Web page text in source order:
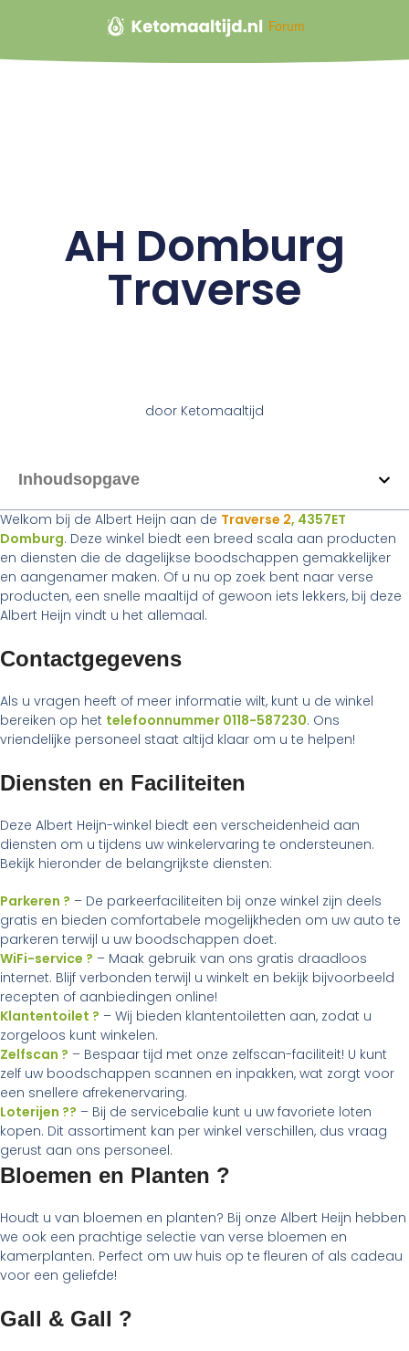
Forum
AH Domburg
Traverse
doorKetomaaltijd
Inhoudsopgave
Welkom bij de Albert Heijn aan de Traverse 2, 4357ET
Domburg. Deze winkel biedt een breed scala aan producten
en diensten die de dagelijkse boodschappen gemakkelijker
en aangenamer maken. Of u nu op zoek bent naar verse
producten, een snelle maaltijd of gewoon iets lekkers, bij deze
Albert Heijn vindt u het allemaal.
Contactgegevens
Als u vragen heeft of meer informatie wilt, kunt u de winkel
bereiken op het telefoonnummer 0118-587230. Ons
vriendelijke personeel staat altijd klaar om u te helpen!
Diensten en Faciliteiten
Deze Albert Heijn-winkel biedt een verscheidenheid aan
diensten om u tijdens uw winkelervaring te ondersteunen.
Bekijk hieronder de belangrijkste diensten:
Parkeren ? – De parkeerfaciliteiten bij onze winkel zijn deels
gratis en bieden comfortabele mogelijkheden om uw auto te
parkeren terwijl u uw boodschappen doet.
WiFi-service ? – Maak gebruik van ons gratis draadloos
internet. Blijf verbonden terwijl u winkelt en bekijk bijvoorbeeld
recepten of aanbiedingen online!
Klantentoilet ? – Wij bieden klantentoiletten aan, zodat u
zorgeloos kunt winkelen.
Zelfscan ? – Bespaar tijd met onze zelfscan-faciliteit! U kunt
zelf uw boodschappen scannen en inpakken, wat zorgt voor
een snellere afrekenervaring.
Loterijen ?? – Bij de servicebalie kunt u uw favoriete loten
kopen. Dit assortiment kan per winkel verschillen, dus vraag
gerust aan ons personeel.
Bloemen en Planten ?
Houdt u van bloemen en planten? Bij onze Albert Heijn hebben
we ook een prachtige selectie van verse bloemen en
kamerplanten. Perfect om uw huis op te fleuren of als cadeau
voor een geliefde!
Gall & Gall ?